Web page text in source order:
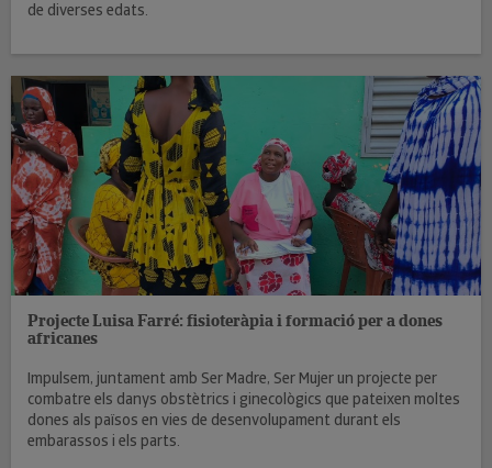
de diverses edats.
Projecte Luisa Farré: fisioteràpia i formació per a dones
africanes
Impulsem, juntament amb Ser Madre, Ser Mujer un projecte per
combatre els danys obstètrics i ginecològics que pateixen moltes
dones als països en vies de desenvolupament durant els
embarassos i els parts.